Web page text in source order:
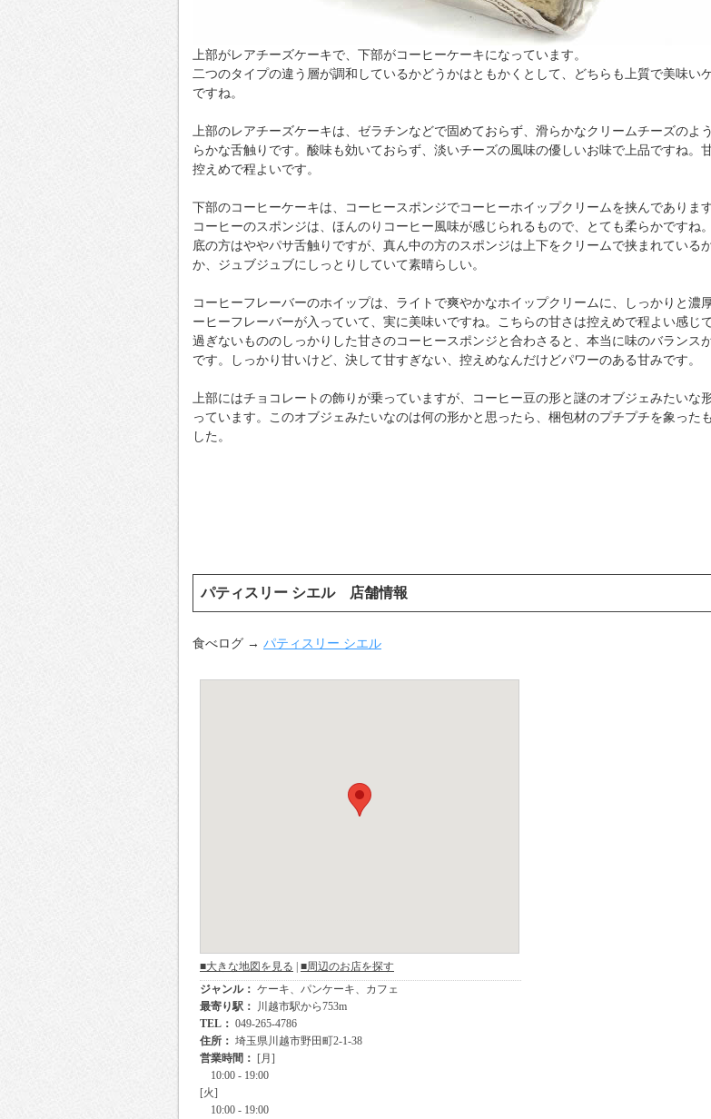
上部がレアチーズケーキで、下部がコーヒーケーキになっています。
二つのタイプの違う層が調和しているかどうかはともかくとして、どちらも上質で美味い
ですね。
上部のレアチーズケーキは、ゼラチンなどで固めておらず、滑らかなクリームチーズのよ
らかな舌触りです。酸味も効いておらず、淡いチーズの風味の優しいお味で上品ですね。
控えめで程よいです。
下部のコーヒーケーキは、コーヒースポンジでコーヒーホイップクリームを挟んであります
コーヒーのスポンジは、ほんのりコーヒー風味が感じられるもので、とても柔らかですね。
底の方はややパサ舌触りですが、真ん中の方のスポンジは上下をクリームで挟まれている
か、ジュブジュブにしっとりしていて素晴らしい。
コーヒーフレーバーのホイップは、ライトで爽やかなホイップクリームに、しっかりと濃
ーヒーフレーバーが入っていて、実に美味いですね。こちらの甘さは控えめで程よい感じ
過ぎないもののしっかりした甘さのコーヒースポンジと合わさると、本当に味のバランス
です。しっかり甘いけど、決して甘すぎない、控えめなんだけどパワーのある甘みです。
上部にはチョコレートの飾りが乗っていますが、コーヒー豆の形と謎のオブジェみたいな
っています。このオブジェみたいなのは何の形かと思ったら、梱包材のプチプチを象った
した。
パティスリー シエル 店舗情報
食べログ → パティスリー シエル